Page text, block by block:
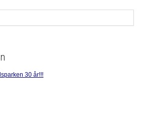
30 år!!!